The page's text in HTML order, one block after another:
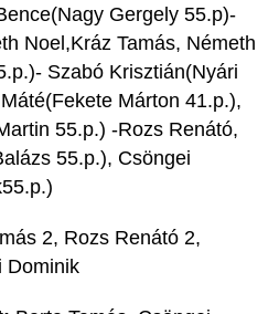
Gergely 55.p)-
Noel,Kráz Tamás, Németh
Szabó Krisztián(Nyári
Márton 41.p.),
55.p.) -Rozs Renátó,
55.p.), Csöngei
2, Rozs Renátó 2,
Dominik